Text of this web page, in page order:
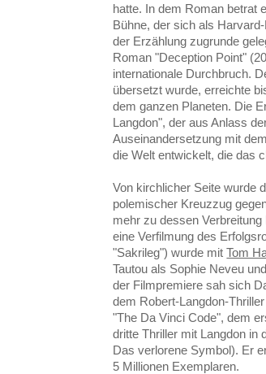
hatte. In dem Roman betrat
Bühne, der sich als
der Erzählung zugrunde
Roman "Deception Point"
internationale Durchbruch.
übersetzt wurde, erreichte
dem ganzen Planeten. Die
Langdon", der aus Anlass
Auseinandersetzung mit
die Welt entwickelt, die das
Von kirchlicher Seite wurde
polemischer Kreuzzug
mehr zu dessen
eine Verfilmung des
"Sakrileg") wurde mitTom
Tautou als Sophie Neveu
der Filmpremiere sah sich
dem Robert-Langdon-
"The Da Vinci Code", dem
dritte Thriller mit Langdon in
Das verlorene Symbol). Er
5 Millionen Exemplaren.